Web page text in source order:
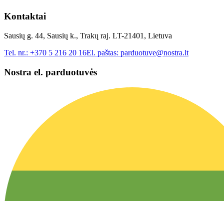
Kontaktai
Sausių g. 44, Sausių k., Trakų raj. LT-21401, Lietuva
Tel. nr.: +370 5 216 20 16El. paštas: parduotuve@nostra.lt
Nostra el. parduotuvės